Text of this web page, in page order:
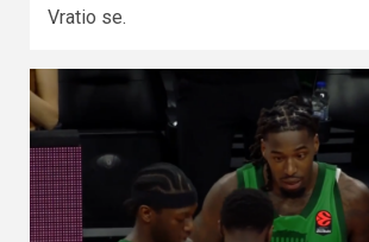
Vratio se.